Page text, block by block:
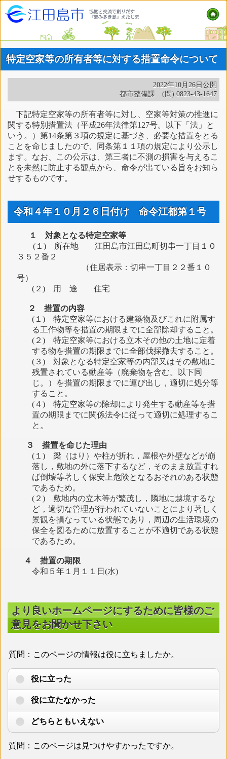
特定空家等の所有者等に対する措置命令について
2022年10月26日公開
都市整備課 (問) 0823-43-1647
下記特定空家等の所有者等に対し、空家等対策の推進に
関する特別措置法（平成26年法律第127号。以下「法」と
いう。）第14条第３項の規定に基づき、必要な措置をとる
ことを命じましたので、同条第１１項の規定により公示し
ます。なお、この公示は、第三者に不測の損害を与えるこ
とを未然に防止する観点から、命令が出ている旨をお知ら
せするものです。
令和４年１０月２６日付け 命令江都第１号
１ 対象となる特定空家等
(１) 所在地 江田島市江田島町切串一丁目１０
３５２番２
（住居表示：切串一丁目２２番１０
号）
(２) 用 途 住宅
２ 措置の内容
(１) 特定空家等における建築物及びこれに附属す
る工作物等を措置の期限までに全部除却すること。
(２) 特定空家等における立木その他の土地に定着
する物を措置の期限までに全部伐採撤去すること。
(３) 対象となる特定空家等の内部又はその敷地に
残置されている動産等（廃棄物を含む。以下同
じ。）を措置の期限までに運び出し，適切に処分等
すること。
(４) 特定空家等の除却により発生する動産等を措
置の期限までに関係法令に従って適切に処理するこ
と。
３ 措置を命じた理由
(１) 梁（はり）や柱が折れ，屋根や外壁などが崩
落し，敷地の外に落下するなど，そのまま放置すれ
ば倒壊等著しく保安上危険となるおそれのある状態
であるため。
(２) 敷地内の立木等が繁茂し，隣地に越境するな
ど，適切な管理が行われていないことにより著しく
景観を損なっている状態であり，周辺の生活環境の
保全を図るために放置することが不適切である状態
であるため。
４ 措置の期限
令和５年１月１１日(水)
より良いホームページにするために皆様のご
意見をお聞かせ下さい
質問：このページの情報は役に立ちましたか。
役に立った
役に立たなかった
どちらともいえない
質問：このページは見つけやすかったですか。